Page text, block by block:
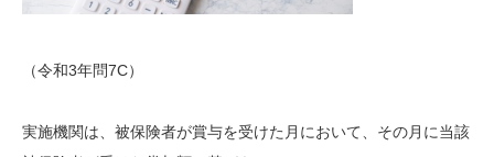
（令和3年問7C）
実施機関は、被保険者が賞与を受けた月において、その月に当該